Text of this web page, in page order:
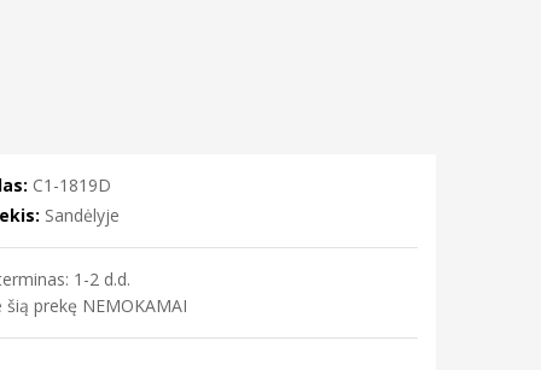
C1-1819D
Sandėlyje
1-2 d.d.
prekę NEMOKAMAI